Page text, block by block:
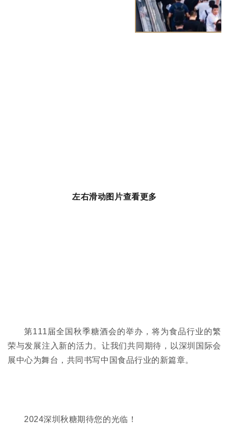
左右滑动图片查看更多
第111届全国秋季糖酒会的举办，将为食品行业的繁
荣与发展注入新的活力。让我们共同期待，以深圳国际会
展中心为舞台，共同书写中国食品行业的新篇章。
2024深圳秋糖期待您的光临！